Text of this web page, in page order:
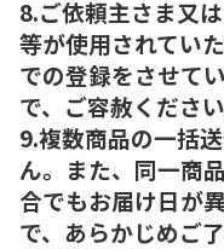
8.ご依頼主さま又
等が使用されてい
での登録をさせて
で、ご容赦ください
9.複数商品の一括
ん。また、同一商
合でもお届け日が
で、あらかじめご